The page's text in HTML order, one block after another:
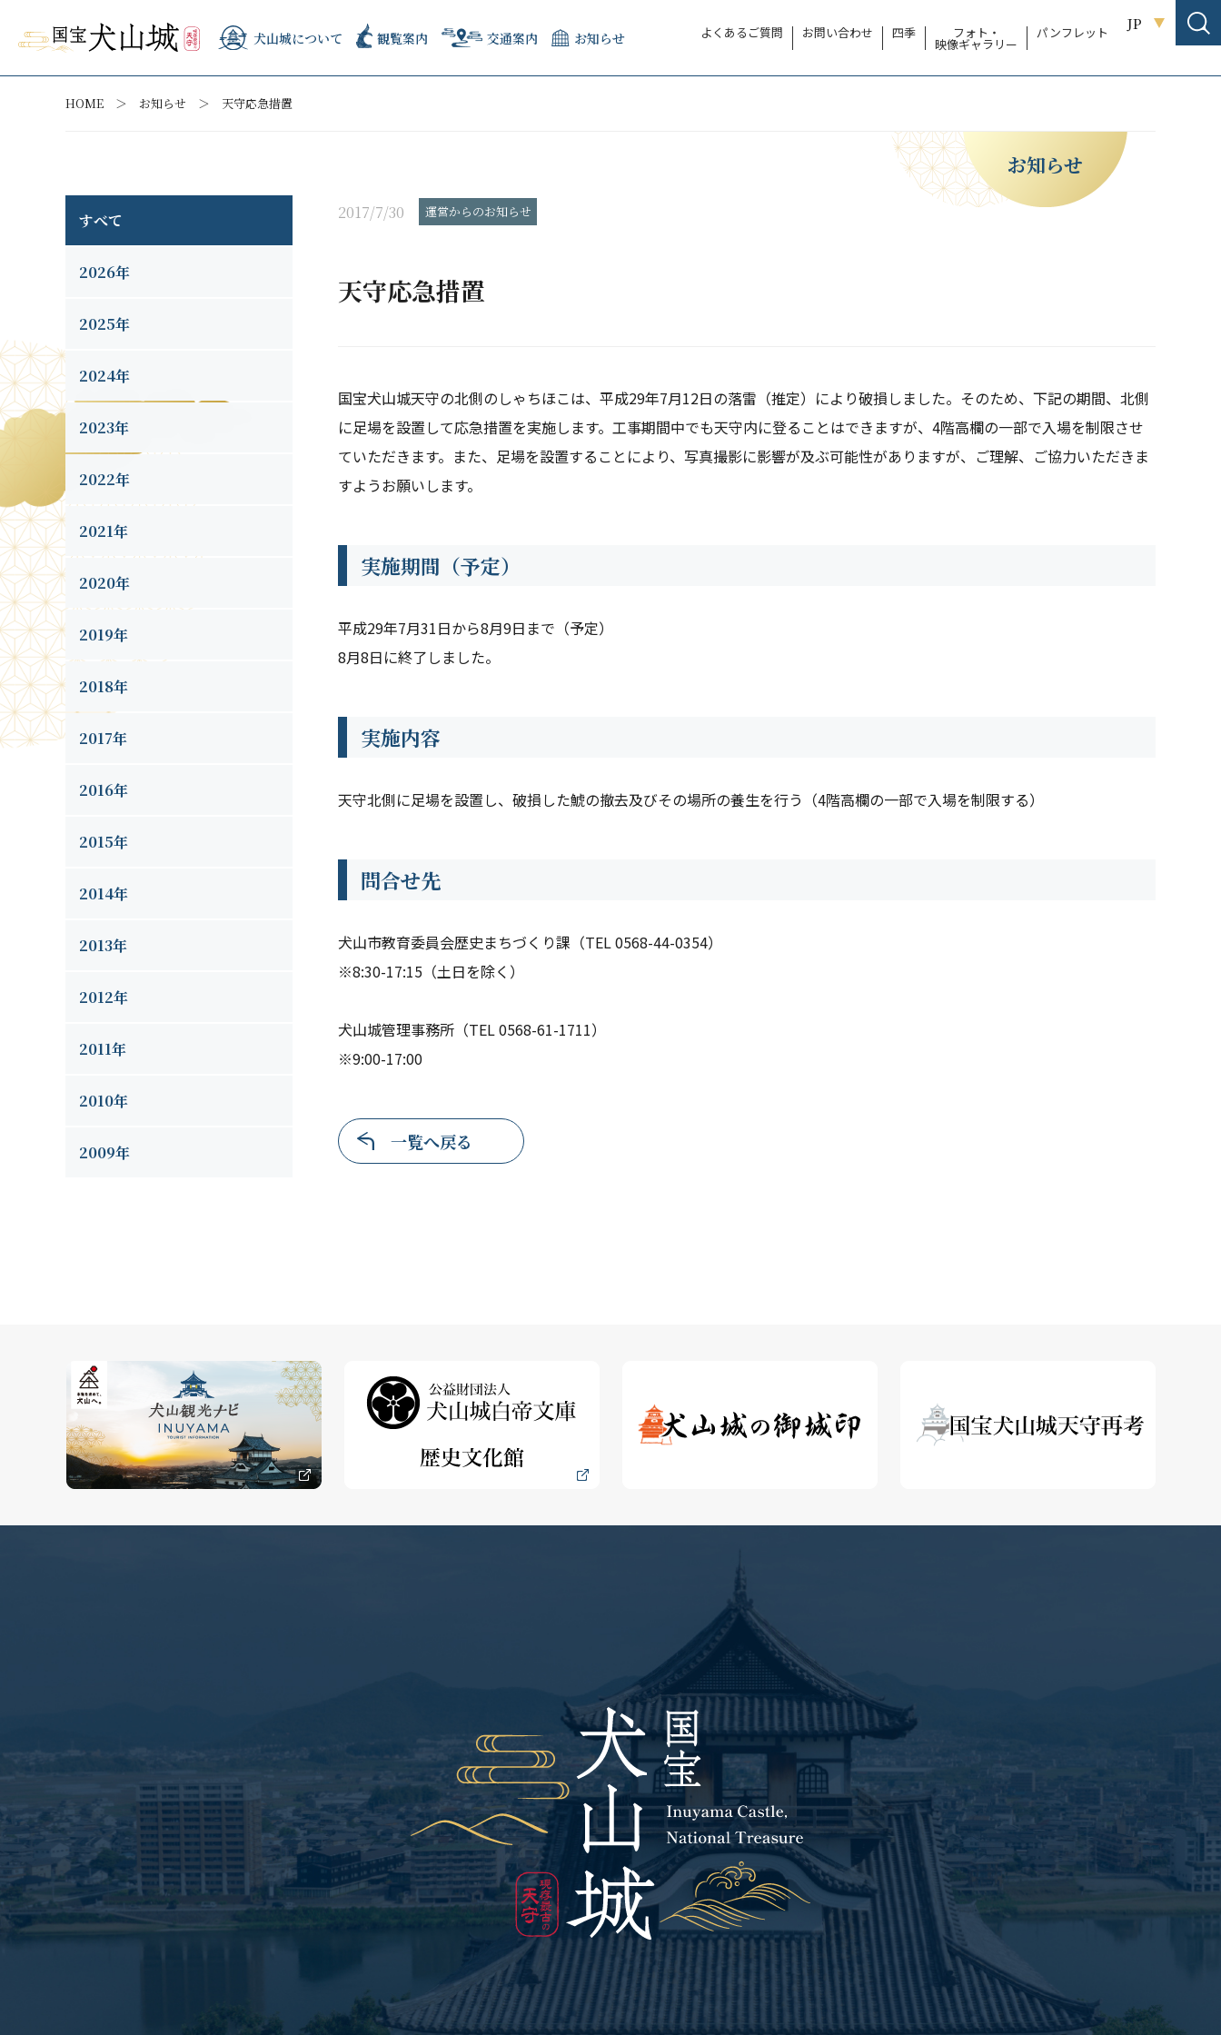
犬山城について 観覧案内 交通案内 お知らせ よくあるご質問 お問い合わせ 四季 フォト・
映像ギャラリー
パンフレット JP
HOME お知らせ 天守応急措置
すべて
2026年
2025年
2024年
2023年
2022年
2021年
2020年
2019年
2018年
2017年
2016年
2015年
2014年
2013年
2012年
2011年
2010年
2009年
お知らせ
2017/7/30 運営からのお知らせ
天守応急措置
国宝犬山城天守の北側のしゃちほこは、平成29年7月12日の落雷（推定）により破損しました。そのため、下記の期間、北側
に足場を設置して応急措置を実施します。工事期間中でも天守内に登ることはできますが、4階高欄の一部で入場を制限させ
ていただきます。また、足場を設置することにより、写真撮影に影響が及ぶ可能性がありますが、ご理解、ご協力いただきま
すようお願いします。
実施期間（予定）
平成29年7月31日から8月9日まで（予定）
8月8日に終了しました。
実施内容
天守北側に足場を設置し、破損した鯱の撤去及びその場所の養生を行う（4階高欄の一部で入場を制限する）
問合せ先
犬山市教育委員会歴史まちづくり課（TEL 0568-44-0354）
※8:30-17:15（土日を除く）
犬山城管理事務所（TEL 0568-61-1711）
※9:00-17:00
一覧へ戻る